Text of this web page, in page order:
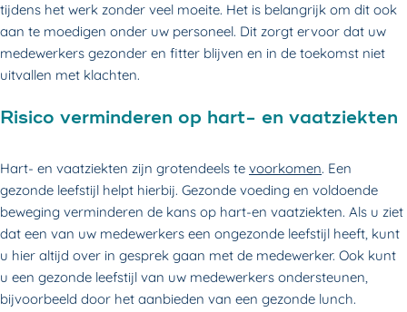
tijdens het werk zonder veel moeite. Het is belangrijk om dit ook
aan te moedigen onder uw personeel. Dit zorgt ervoor dat uw
medewerkers gezonder en fitter blijven en in de toekomst niet
uitvallen met klachten.
Risico verminderen op hart- en vaatziekten
Hart- en vaatziekten zijn grotendeels te voorkomen. Een
gezonde leefstijl helpt hierbij. Gezonde voeding en voldoende
beweging verminderen de kans op hart-en vaatziekten. Als u ziet
dat een van uw medewerkers een ongezonde leefstijl heeft, kunt
u hier altijd over in gesprek gaan met de medewerker. Ook kunt
u een gezonde leefstijl van uw medewerkers ondersteunen,
bijvoorbeeld door het aanbieden van een gezonde lunch.